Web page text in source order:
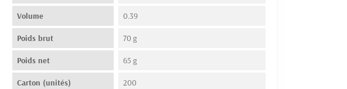
Volume 0.39
Poids brut 70 g
Poids net 65 g
Carton (unités) 200